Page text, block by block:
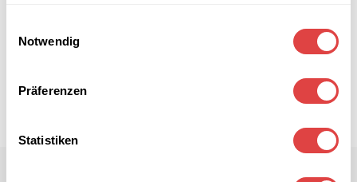
Notwendig
Präferenzen
Statistiken